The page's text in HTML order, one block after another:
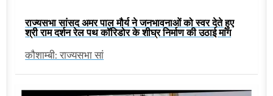
राज्यसभा सांसद अमर पाल मौर्य ने जनभावनाओं को स्वर देते हुए
श्री राम दर्शन रेल पथ कॉरिडोर के शीघ्र निर्माण की उठाई मांग
कौशाम्बी: राज्यसभा सां